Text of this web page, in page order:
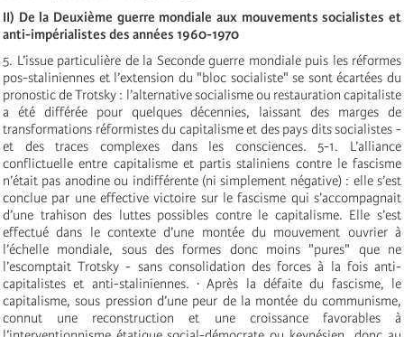
II) De la Deuxième guerre mondiale aux mouvements socialistes et
anti-impérialistes des années 1960-1970
5. L’issue particulière de la Seconde guerre mondiale puis les réformes
pos-staliniennes et l’extension du "bloc socialiste" se sont écartées du
pronostic de Trotsky : l’alternative socialisme ou restauration capitaliste
a été différée pour quelques décennies, laissant des marges de
transformations réformistes du capitalisme et des pays dits socialistes -
et des traces complexes dans les consciences. 5-1. L’alliance
conflictuelle entre capitalisme et partis staliniens contre le fascisme
n’était pas anodine ou indifférente (ni simplement négative) : elle s’est
conclue par une effective victoire sur le fascisme qui s’accompagnait
d’une trahison des luttes possibles contre le capitalisme. Elle s’est
effectué dans le contexte d’une montée du mouvement ouvrier à
l’échelle mondiale, sous des formes donc moins "pures" que ne
l’escomptait Trotsky - sans consolidation des forces à la fois anti-
capitalistes et anti-staliniennes. · Après la défaite du fascisme, le
capitalisme, sous pression d’une peur de la montée du communisme,
connut une reconstruction et une croissance favorables à